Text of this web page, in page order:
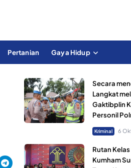
Pertanian Gaya Hidup
Secara
Langkat
Gaktibplin
Personil
Kriminal 6
Rutan
Kumham